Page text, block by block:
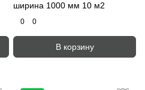
ширина 1000 мм 10 м2
0 0
В корзину